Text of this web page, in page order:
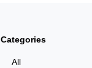
Categories
All